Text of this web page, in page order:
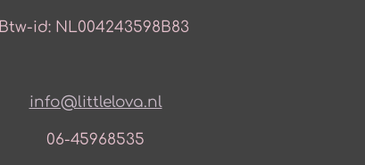
Btw-id: NL004243598B83
info@littlelova.nl
06-45968535